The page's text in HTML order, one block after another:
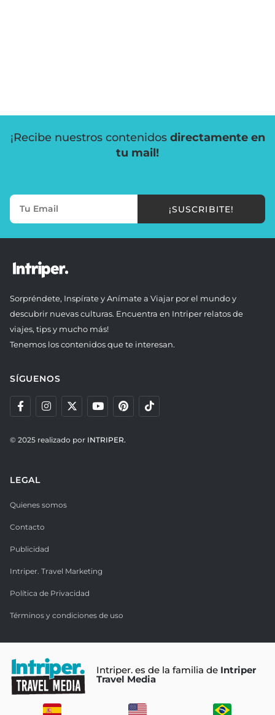
¡Recibe nuestros contenidos directamente en
tu mail!
¡SUSCRIBITE!
Sorpréndete, Inspírate y Anímate a Viajar por el mundo y
descubrir nuevas culturas. Encuentra en Intriper relatos de
viajes, tips y mucho más!
Tenemos los contenidos que te interesan.
SÍGUENOS
© 2025 realizado por INTRIPER.
LEGAL
Quienes somos
Contacto
Publicidad
Intriper. Travel Marketing
Política de Privacidad
Términos y condiciones de uso
Intriper. es de la familia de Intriper
Travel Media